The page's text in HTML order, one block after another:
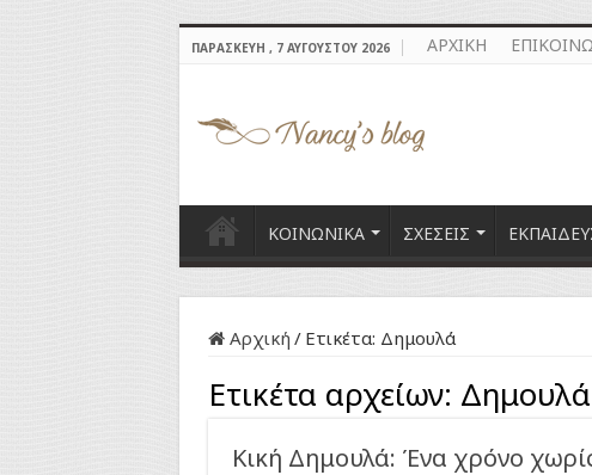
ΠΑΡΑΣΚΕΥΉ , 7 ΑΥΓΟΎΣΤΟΥ 2026 ΑΡΧΙΚΗ
ΚΟΙΝΩΝΙΚΑ ΣΧΕΣΕΙΣ
Αρχική / Ετικέτα: Δημουλά
Ετικέτα αρχείων: Δημουλά
Κική Δημουλά: Ένα χρόνο